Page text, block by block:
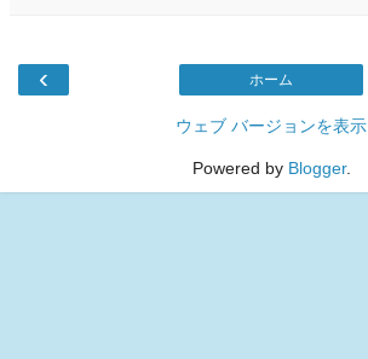
‹ ホーム
ウェブ バージョンを表示
Powered by Blogger.